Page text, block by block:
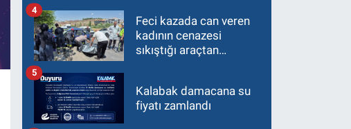
Feci kazada can veren
kadının cenazesi
sıkıştığı araçtan
4
Kalabak damacana su
fiyatı zamlandı
5